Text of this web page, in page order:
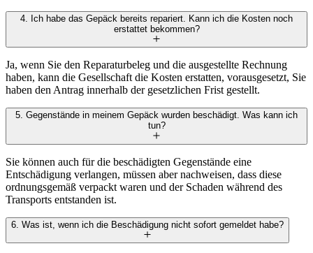
4. Ich habe das Gepäck bereits repariert. Kann ich die Kosten noch
erstattet bekommen?
Ja, wenn Sie den Reparaturbeleg und die ausgestellte Rechnung
haben, kann die Gesellschaft die Kosten erstatten, vorausgesetzt, Sie
haben den Antrag innerhalb der gesetzlichen Frist gestellt.
5. Gegenstände in meinem Gepäck wurden beschädigt. Was kann ich
tun?
Sie können auch für die beschädigten Gegenstände eine
Entschädigung verlangen, müssen aber nachweisen, dass diese
ordnungsgemäß verpackt waren und der Schaden während des
Transports entstanden ist.
6. Was ist, wenn ich die Beschädigung nicht sofort gemeldet habe?